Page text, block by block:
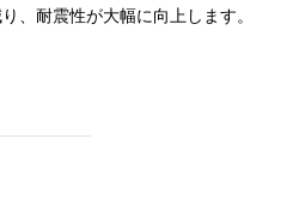
、耐震性が大幅に向上します。